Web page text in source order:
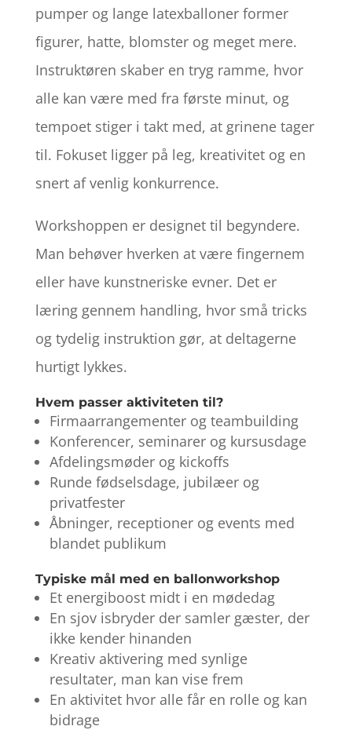
pumper og lange latexballoner former
figurer, hatte, blomster og meget mere.
Instruktøren skaber en tryg ramme, hvor
alle kan være med fra første minut, og
tempoet stiger i takt med, at grinene tager
til. Fokuset ligger på leg, kreativitet og en
snert af venlig konkurrence.
Workshoppen er designet til begyndere.
Man behøver hverken at være fingernem
eller have kunstneriske evner. Det er
læring gennem handling, hvor små tricks
og tydelig instruktion gør, at deltagerne
hurtigt lykkes.
Hvem passer aktiviteten til?
Firmaarrangementer og teambuilding
Konferencer, seminarer og kursusdage
Afdelingsmøder og kickoffs
Runde fødselsdage, jubilæer og
privatfester
Åbninger, receptioner og events med
blandet publikum
Typiske mål med en ballonworkshop
Et energiboost midt i en mødedag
En sjov isbryder der samler gæster, der
ikke kender hinanden
Kreativ aktivering med synlige
resultater, man kan vise frem
En aktivitet hvor alle får en rolle og kan
bidrage